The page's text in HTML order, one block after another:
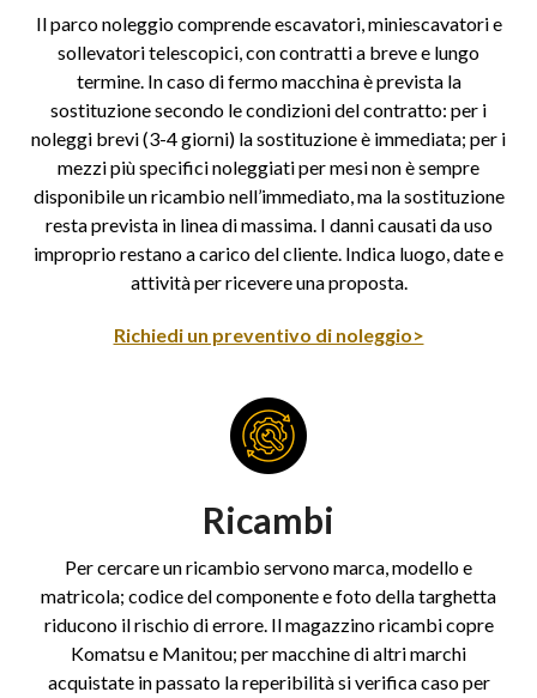
Il parco noleggio comprende escavatori, miniescavatori e
sollevatori telescopici, con contratti a breve e lungo
termine. In caso di fermo macchina è prevista la
sostituzione secondo le condizioni del contratto: per i
noleggi brevi (3-4 giorni) la sostituzione è immediata; per i
mezzi più specifici noleggiati per mesi non è sempre
disponibile un ricambio nell’immediato, ma la sostituzione
resta prevista in linea di massima. I danni causati da uso
improprio restano a carico del cliente. Indica luogo, date e
attività per ricevere una proposta.
Richiedi un preventivo di noleggio>
Ricambi
Per cercare un ricambio servono marca, modello e
matricola; codice del componente e foto della targhetta
riducono il rischio di errore. Il magazzino ricambi copre
Komatsu e Manitou; per macchine di altri marchi
acquistate in passato la reperibilità si verifica caso per